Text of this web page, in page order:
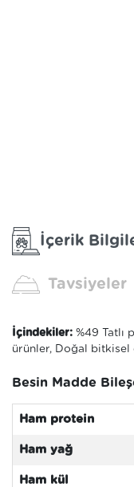
İçerik
Tavsiyeler
İçindekiler: %49 Tatlı
ürünler, Doğal bitkisel
Besin Madde
Ham protein
Ham yağ
Ham kül